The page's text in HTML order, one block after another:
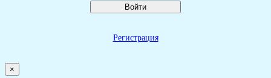
Войти
Регистрация
×